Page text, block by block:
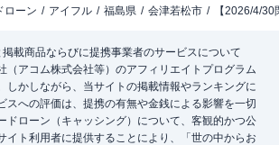
ローン アイフル 福島県 会津若松市 【2026/4/
載商品ならびに提携事業者のサービスについて
（アコム株式会社等）のアフィリエイトプログラム
しかしながら、当サイトの掲載情報やランキングに
スへの評価は、提携の有無や金銭による影響を一切
ドローン（キャッシング）について、客観的かつ公
イト利用者に提供することにより、「世の中からお